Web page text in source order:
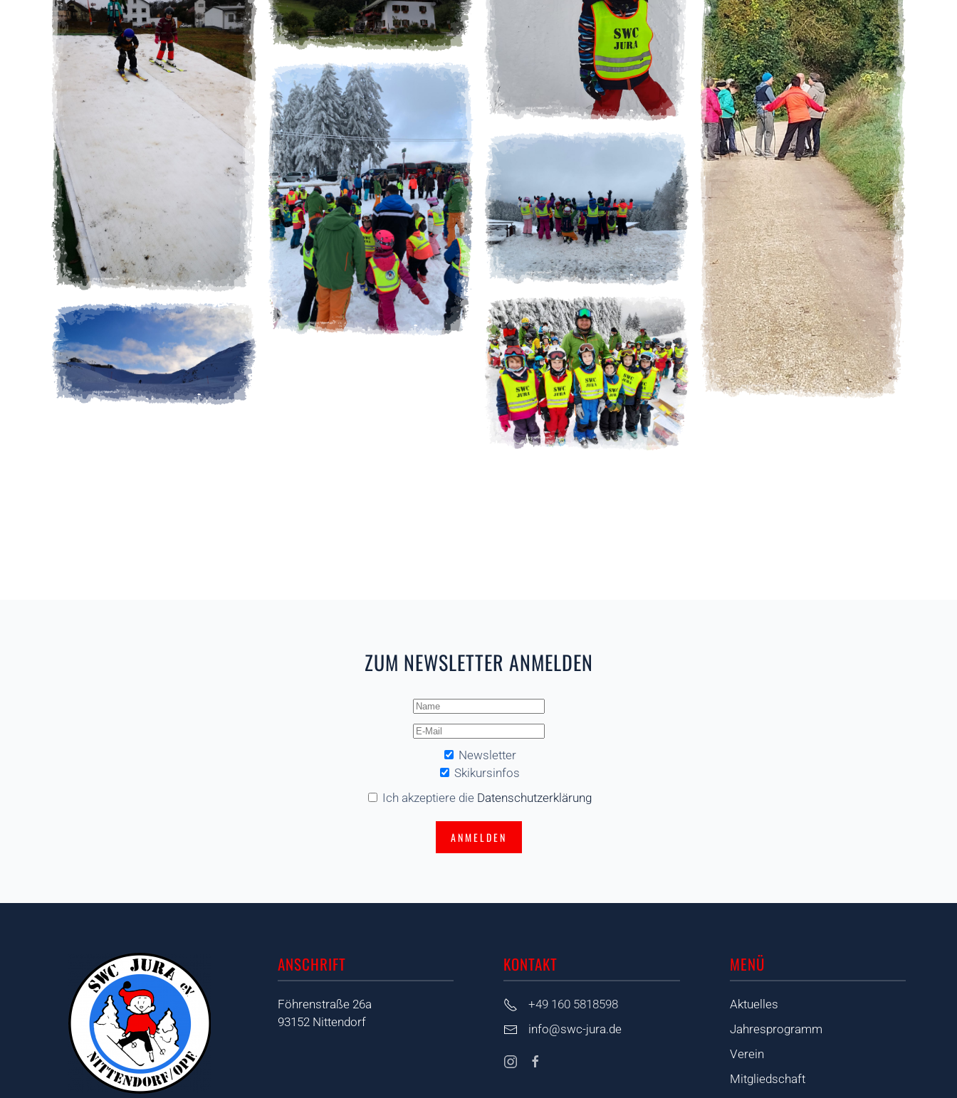
ZUM NEWSLETTER ANMELDEN
Newsletter
Skikursinfos
Ich akzeptiere die Datenschutzerklärung
ANMELDEN
ANSCHRIFT
Föhrenstraße 26a
93152 Nittendorf
KONTAKT
+49 160 5818598
info@swc-jura.de
MENÜ
Aktuelles
Jahresprogramm
Verein
Mitgliedschaft